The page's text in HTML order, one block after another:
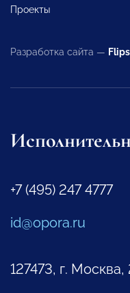
Проекты
Разработка сайта — Flips
+7 (495) 247 4777
id@opora.ru
127473, г.